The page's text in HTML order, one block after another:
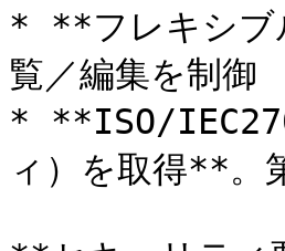
* **フレキシブ
覧／編集を制御
* **ISO/
ィ）を取得**。